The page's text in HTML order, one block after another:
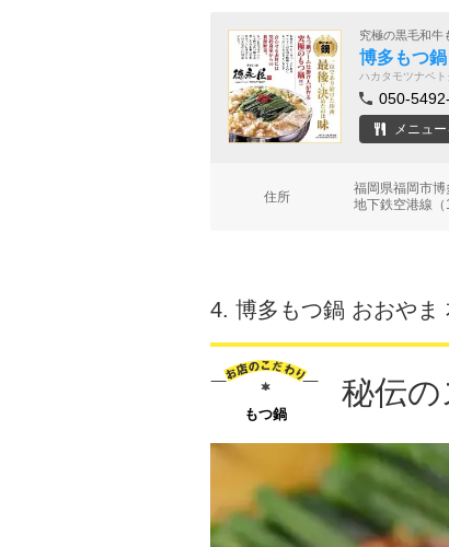
究極の黒毛和牛
博多もつ
ハカタモツナベ
050-
メニュ
住所
福岡県福岡市
地下鉄空港線
4. 博多もつ鍋 おおやま
もつ鍋
秘伝